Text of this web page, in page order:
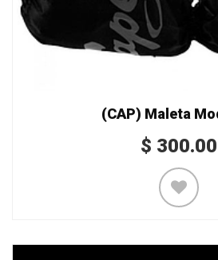
(CAP) Maleta
$ 300.00